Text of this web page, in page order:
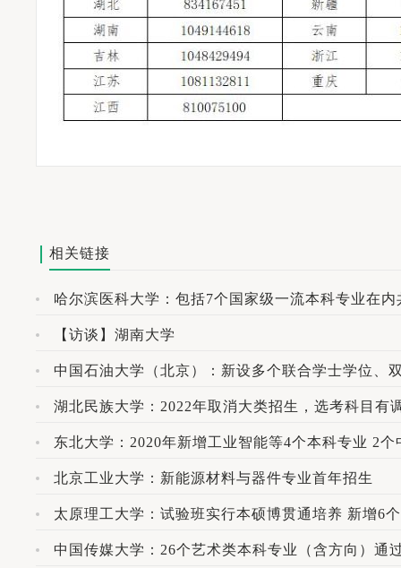
相关链接
哈尔滨医科大学：包括7个国家级一流本科专业在
【访谈】湖南大学
中国石油大学（北京）：新设多个联合学士学位、
湖北民族大学：2022年取消大类招生，选考科目有
东北大学：2020年新增工业智能等4个本科专业 2
北京工业大学：新能源材料与器件专业首年招生
太原理工大学：试验班实行本硕博贯通培养 新增6
中国传媒大学：26个艺术类本科专业（含方向）通